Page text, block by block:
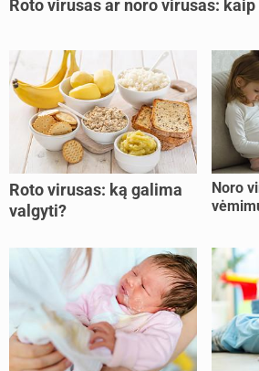
Roto virusas ar noro virusas:
Roto virusas: ką galima
valgyti?
Noro